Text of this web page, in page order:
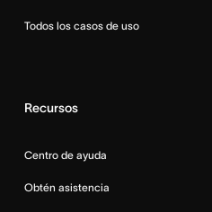
Todos los casos de uso
Recursos
Centro de ayuda
Obtén asistencia